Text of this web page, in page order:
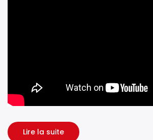
Lire la suite